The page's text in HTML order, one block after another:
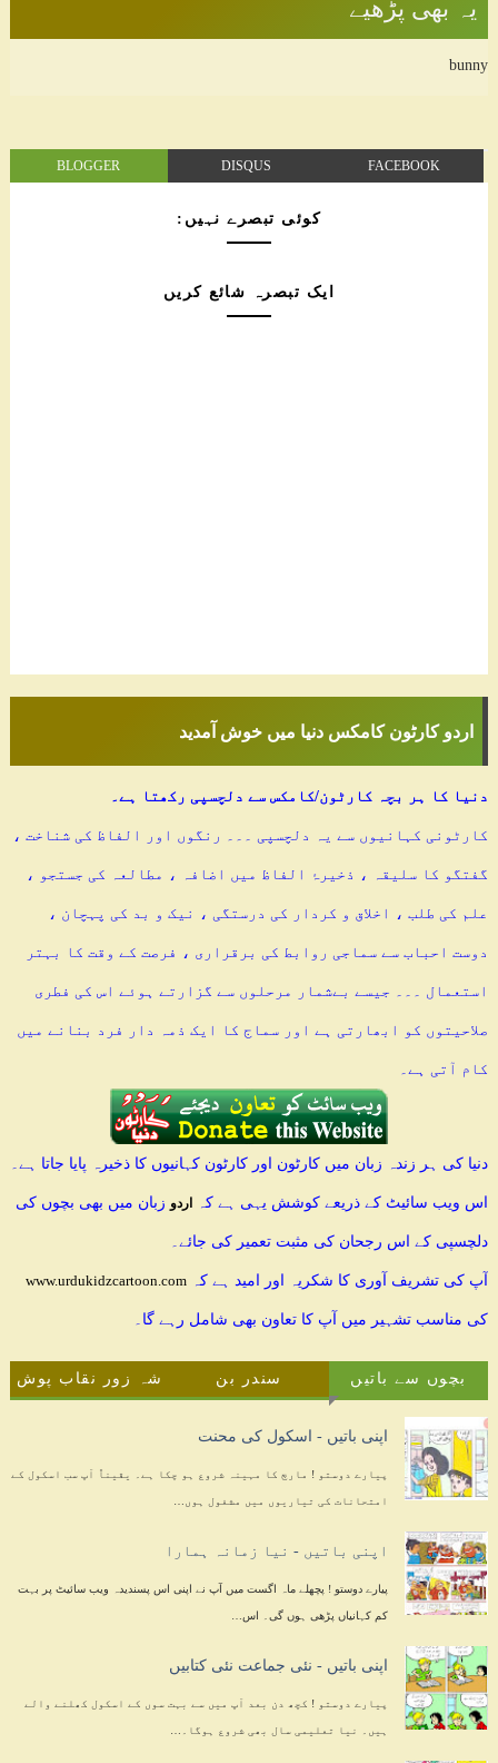
یہ بھی پڑھیے
bunny
BLOGGER DISQUS FACEBOOK
کوئی تبصرے نہیں:
ایک تبصرہ شائع کریں
اردو کارٹون کامکس دنیا میں خوش آمدید
دنیا کا ہر بچہ کارٹون/کامکس سے دلچسپی رکھتا ہے۔
کارٹونی کہانیوں سے یہ دلچسپی ۔۔۔ رنگوں اور الفاظ کی شناخت ،
گفتگو کا سلیقہ ، ذخیرۂ الفاظ میں اضافہ ، مطالعہ کی جستجو ،
علم کی طلب ، اخلاق و کردار کی درستگی ، نیک و بد کی پہچان ،
دوست احباب سے سماجی روابط کی برقراری ، فرصت کے وقت کا بہتر
استعمال ۔۔۔ جیسے بےشمار مرحلوں سے گزارتے ہوئے اس کی فطری
صلاحیتوں کو ابھارتی ہے اور سماج کا ایک ذمہ دار فرد بنانے میں
کام آتی ہے۔
دنیا کی ہر زندہ زبان میں کارٹون اور کارٹون کہانیوں کا ذخیرہ پایا جاتا ہے۔
اس ویب سائیٹ کے ذریعے کوشش یہی ہے کہ اردو زبان میں بھی بچوں کی
دلچسپی کے اس رجحان کی مثبت تعمیر کی جائے۔
آپ کی تشریف آوری کا شکریہ اور امید ہے کہ www.urdukidzcartoon.com
کی مناسب تشہیر میں آپ کا تعاون بھی شامل رہے گا۔
بچوں سے باتیں سندر بن شہ زور نقاب پوش
اپنی باتیں - اسکول کی محنت
پیارے دوستو ! مارچ کا مہینہ شروع ہو چکا ہے۔ یقیناً آپ سب اسکول کے
امتحانات کی تیاریوں میں مشغول ہوں…
اپنی باتیں - نیا زمانہ ہمارا
پیارے دوستو ! پچھلے ماہ اگست میں آپ نے اپنی اس پسندیدہ ویب سائیٹ پر بہت
کم کہانیاں پڑھی ہوں گی۔ اس…
اپنی باتیں - نئی جماعت نئی کتابیں
پیارے دوستو ! کچھ دن بعد آپ میں سے بہت سوں کے اسکول کھلنے والے
ہیں۔ نیا تعلیمی سال بھی شروع ہوگا۔…